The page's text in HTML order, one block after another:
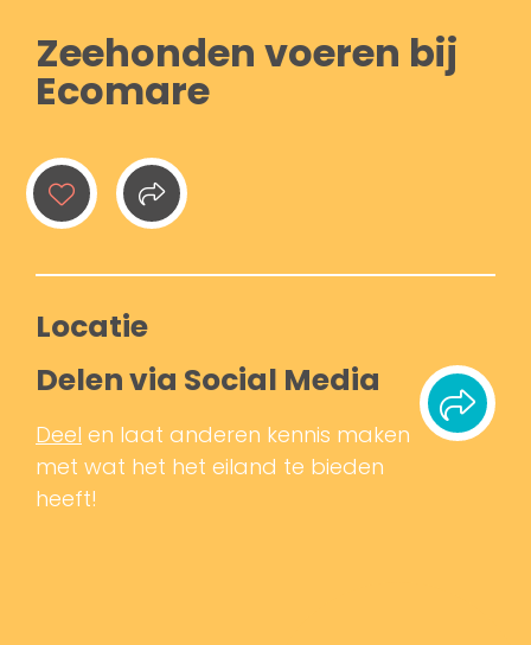
Zeehonden voeren bij
Ecomare
Locatie
Delen via Social Media
Deel en laat anderen kennis maken
met wat het het eiland te bieden
heeft!